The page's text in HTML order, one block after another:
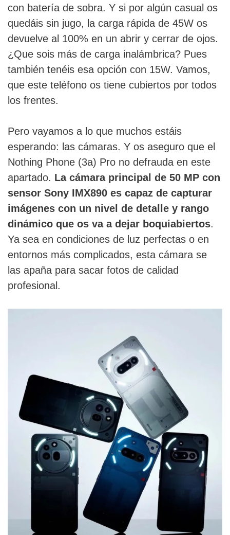
con batería de sobra. Y si por algún casual os
quedáis sin jugo, la carga rápida de 45W os
devuelve al 100% en un abrir y cerrar de ojos.
¿Que sois más de carga inalámbrica? Pues
también tenéis esa opción con 15W. Vamos,
que este teléfono os tiene cubiertos por todos
los frentes.
Pero vayamos a lo que muchos estáis
esperando: las cámaras. Y os aseguro que el
Nothing Phone (3a) Pro no defrauda en este
apartado. La cámara principal de 50 MP con
sensor Sony IMX890 es capaz de capturar
imágenes con un nivel de detalle y rango
dinámico que os va a dejar boquiabiertos.
Ya sea en condiciones de luz perfectas o en
entornos más complicados, esta cámara se
las apaña para sacar fotos de calidad
profesional.